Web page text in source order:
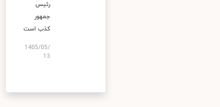
رئیس
جمهور
کذب است
1405/05/
13